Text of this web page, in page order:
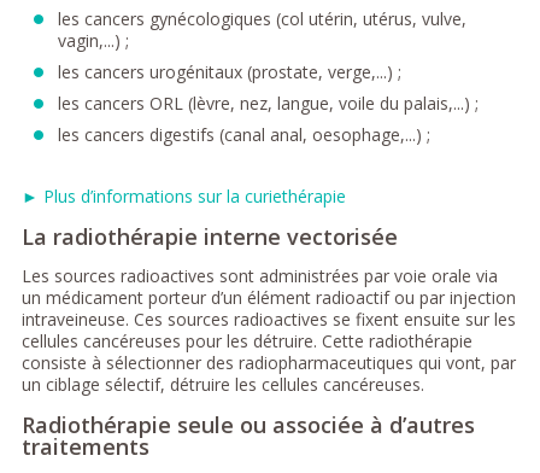
les cancers gynécologiques (col utérin, utérus, vulve,
vagin,...) ;
les cancers urogénitaux (prostate, verge,...) ;
les cancers ORL (lèvre, nez, langue, voile du palais,...) ;
les cancers digestifs (canal anal, oesophage,...) ;
► Plus d’informations sur la curiethérapie
La radiothérapie interne vectorisée
Les sources radioactives sont administrées par voie orale via
un médicament porteur d’un élément radioactif ou par injection
intraveineuse. Ces sources radioactives se fixent ensuite sur les
cellules cancéreuses pour les détruire. Cette radiothérapie
consiste à sélectionner des radiopharmaceutiques qui vont, par
un ciblage sélectif, détruire les cellules cancéreuses.
Radiothérapie seule ou associée à d’autres
traitements